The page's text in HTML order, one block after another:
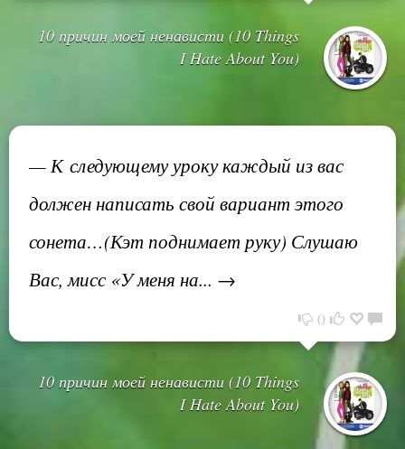
10 причин моей ненависти (10 Things
I Hate About You)
— К следующему уроку каждый из вас
должен написать свой вариант этого
сонета…(Кэт поднимает руку) Слушаю
Вас, мисс «У меня на... →
0
10 причин моей ненависти (10 Things
I Hate About You)